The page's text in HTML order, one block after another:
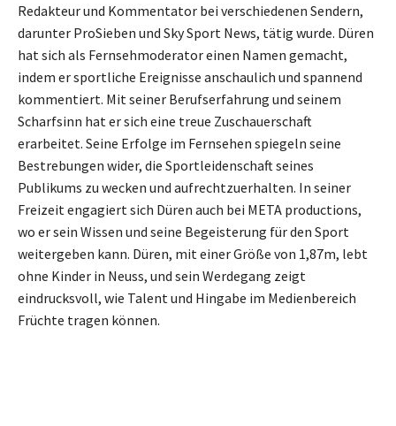
Redakteur und Kommentator bei verschiedenen Sendern,
darunter ProSieben und Sky Sport News, tätig wurde. Düren
hat sich als Fernsehmoderator einen Namen gemacht,
indem er sportliche Ereignisse anschaulich und spannend
kommentiert. Mit seiner Berufserfahrung und seinem
Scharfsinn hat er sich eine treue Zuschauerschaft
erarbeitet. Seine Erfolge im Fernsehen spiegeln seine
Bestrebungen wider, die Sportleidenschaft seines
Publikums zu wecken und aufrechtzuerhalten. In seiner
Freizeit engagiert sich Düren auch bei META productions,
wo er sein Wissen und seine Begeisterung für den Sport
weitergeben kann. Düren, mit einer Größe von 1,87m, lebt
ohne Kinder in Neuss, und sein Werdegang zeigt
eindrucksvoll, wie Talent und Hingabe im Medienbereich
Früchte tragen können.